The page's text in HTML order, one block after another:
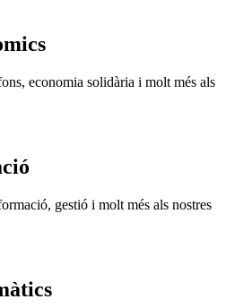
economia solidària i molt més als
gestió i molt més als nostres